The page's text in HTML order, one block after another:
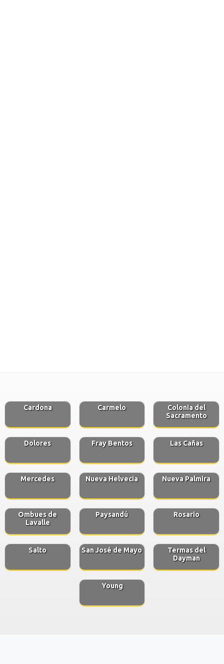
Cardona Carmelo
Colonia del
Sacramento
Dolores Fray Bentos Las Cañas
Mercedes Nueva Helvecia Nueva Palmira
Ombues de
Lavalle
Paysandú Rosario
Salto San José de Mayo
Termas del
Dayman
Young